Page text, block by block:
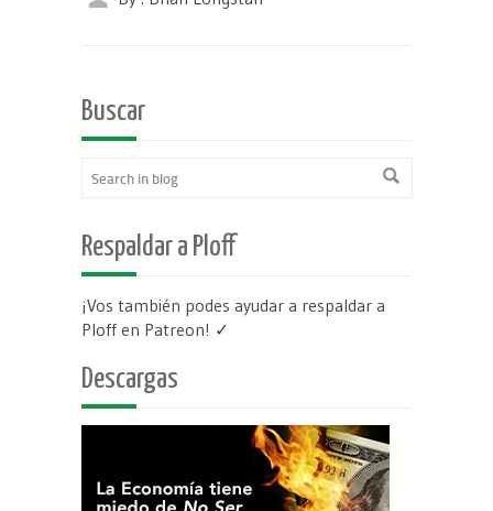
Buscar
Respaldar a Ploff
¡Vos también podes ayudar a respaldar a
Ploff en Patreon! ✓
Descargas